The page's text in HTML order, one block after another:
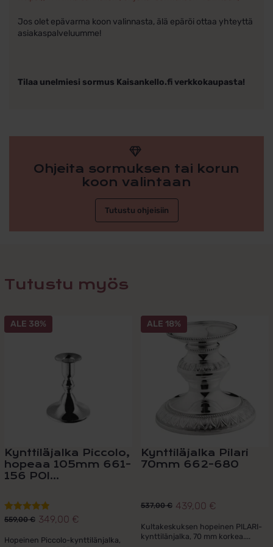
Jos olet epävarma koon valinnasta, älä epäröi ottaa yhteyttä
asiakaspalveluumme!
Tilaa unelmiesi sormus Kaisankello.fi verkkokaupasta!
Ohjeita sormuksen tai korun
koon valintaan
Tutustu ohjeisiin
Tutustu myös
ALE 38%
Kynttiläjalka Piccolo,
hopeaa 105mm 661-
156 POI...
Arvostelu
5.00/ 5
559,00€
Alkuperäinen
hinta
349,00 €
Nykyinen
hinta
Hopeinen Piccolo-kynttilänjalka,
ALE 18%
Kynttiläjalka Pilari
70mm 662-680
537,00€
Alkuperäinen
hinta
oli:
439,00 €
Nykyinen
hinta
on:
Kultakeskuksen hopeinen PILARI-
kynttilänjalka, 70 mm korkea....